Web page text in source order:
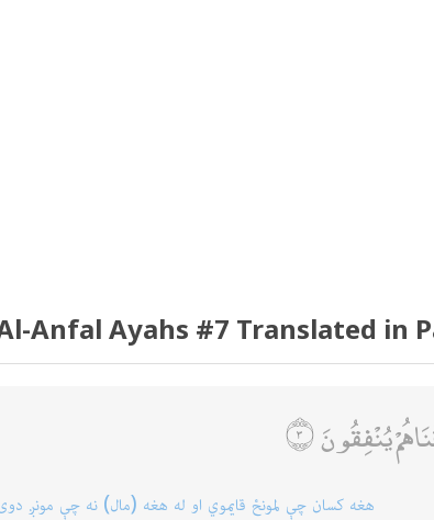
Anfal Ayahs #7 Translated in
يُنْفِقُونَ
هغه كسان چې لمونځ قايموي او له هغه (مال) نه چې مونږ